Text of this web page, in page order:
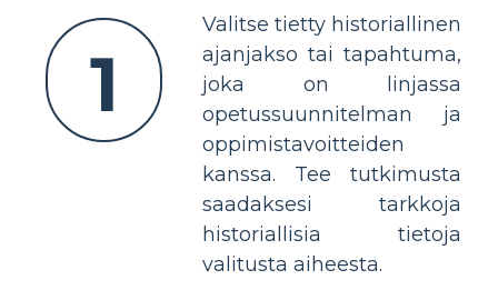
1
Valitse tietty historiallinen
ajanjakso tai tapahtuma,
joka on linjassa
opetussuunnitelman ja
oppimistavoitteiden
kanssa. Tee tutkimusta
saadaksesi tarkkoja
historiallisia tietoja
valitusta aiheesta.